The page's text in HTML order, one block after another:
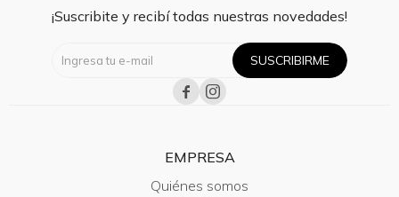
¡Suscribite y recibí todas nuestras novedades!
SUSCRIBIRME
 
EMPRESA
Quiénes somos